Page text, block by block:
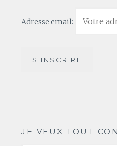
Adresse email:
JE VEUX TOUT